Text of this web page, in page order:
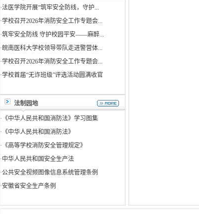
·法医学院开展“筑牢安全防线，守护...
·学校召开2026年消防安全工作专题会...
·筑牢安全防线 守护校园平安——麻醉...
·皖南医科大学校领导带队走进警营体...
·学校召开2026年消防安全工作专题会...
·学校首届“无诈班级”评选活动圆满收官
法制园地
· 《中华人民共和国消防法》学习图集
· 《中华人民共和国消防法》
· 《高等学校消防安全管理规定》
·中华人民共和国安全生产法
·公共安全视频图像信息系统管理条例
·安徽省安全生产条例